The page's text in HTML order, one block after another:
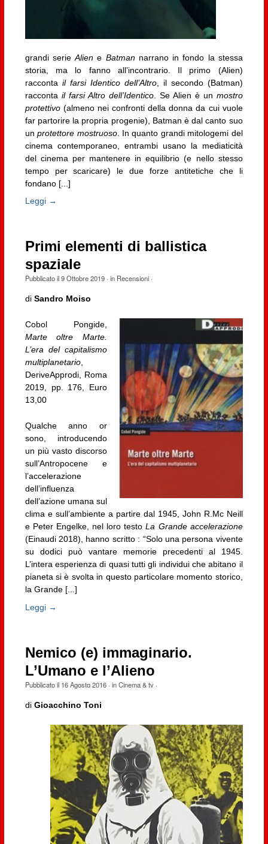
grandi serieAlien e Batmannarrano in fondo la stessa
storia, ma lo fanno all’incontrario. Il primo (Alien)
racconta il farsi Identico dell’Altro, il secondo (Batman)
racconta il farsi Altro dell’Identico. Se Alien è un mostro
protettivo(almeno nei confronti della donna da cui vuole
far partorire la propria progenie), Batman è dal canto suo
unprotettore mostruoso. In quanto grandi mitologemi del
cinema contemporaneo, entrambi usano la mediaticità
del cinema per mantenere in equilibrio (e nello stesso
tempo per scaricare) le due forze antitetiche che li
fondano [...]
Leggi →
Primi elementi di ballistica
spaziale
Pubblicato il9 Ottobre 2019· in Recensioni·
di Sandro Moiso
Cobol Pongide,
Marte oltre Marte.
L’era del capitalismo
multiplanetario,
DeriveApprodi, Roma
2019, pp. 176, Euro
13,00
Qualche anno or
sono, introducendo
un più vasto discorso
sull’Antropocene e
l’accelerazione
dell’influenza
dell’azione umana sul
clima e sull’ambiente a partire dal 1945, John R.Mc Neill
e Peter Engelke, nel loro testoLa Grande accelerazione
(Einaudi 2018), hanno scritto : “Solo una persona vivente
su dodici può vantare memorie precedenti al 1945.
L’intera esperienza di quasi tutti gli individui che abitano il
pianeta si è svolta in questo particolare momento storico,
la Grande [...]
Leggi →
Nemico (e) immaginario.
L’Umano e l’Alieno
Pubblicato il 16 Agosto 2016· inCinema & tv·
di Gioacchino Toni